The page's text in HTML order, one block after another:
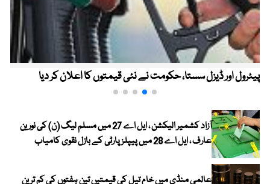
پیٹرول اور ڈیزل سستا، حکومت نے نئی قیمتوں کا اعلان کر دیا
آزاد کشمیر الیکشن ، ایل اے 27 میں مسلم لیگ (ن) کی نورین
عارف ، ایل اے 28 میں پیپلز پارٹی کے بازل نقوی کامیاب
عالمی منڈی میں خام تیل کی قیمتیں تین ہفتوں کی کم ترین